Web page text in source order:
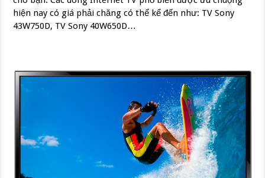
hiện nay có giá phải chăng có thể kể đến như: TV Sony
43W750D, TV Sony 40W650D…